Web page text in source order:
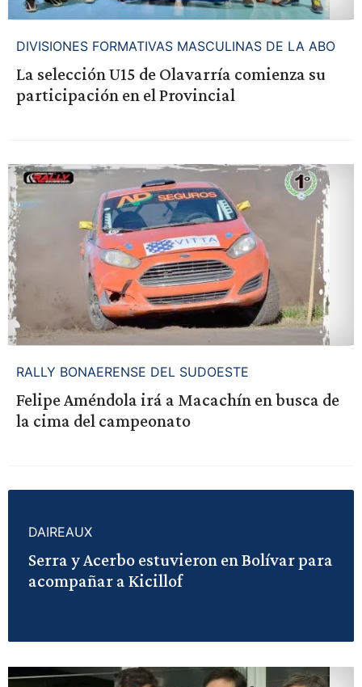
DIVISIONES FORMATIVAS MASCULINAS DE LA ABO
La selección U15 de Olavarría comienza su
participación en el Provincial
RALLY BONAERENSE DEL SUDOESTE
Felipe Améndola irá a Macachín en busca de
la cima del campeonato
DAIREAUX
Serra y Acerbo estuvieron en Bolívar para
acompañar a Kicillof